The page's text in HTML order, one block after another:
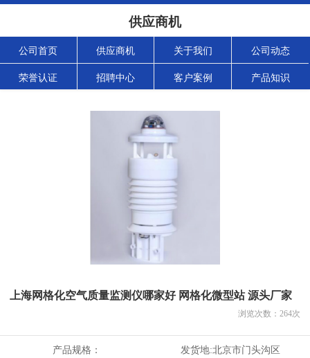
供应商机
公司首页 供应商机 关于我们 公司动态
荣誉认证 招聘中心 客户案例 产品知识
上海网格化空气质量监测仪哪家好 网格化微型站 源头厂家
浏览次数： 264次
产品规格： 发货地:北京市门头沟区